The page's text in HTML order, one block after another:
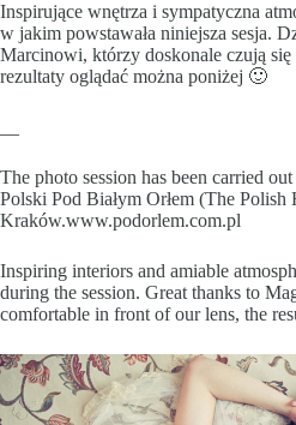
Inspirujące wnętrza i sympatyczna
w jakim powstawała niniejsza sesja.
Marcinowi, którzy doskonale czują
rezultaty oglądać można poniżej 🙂
The photo session has been carried
Polski Pod Białym Orłem (The
Kraków.www.podorlem.com.pl
Inspiring interiors and amiable
during the session. Great thanks to
comfortable in front of our lens, the